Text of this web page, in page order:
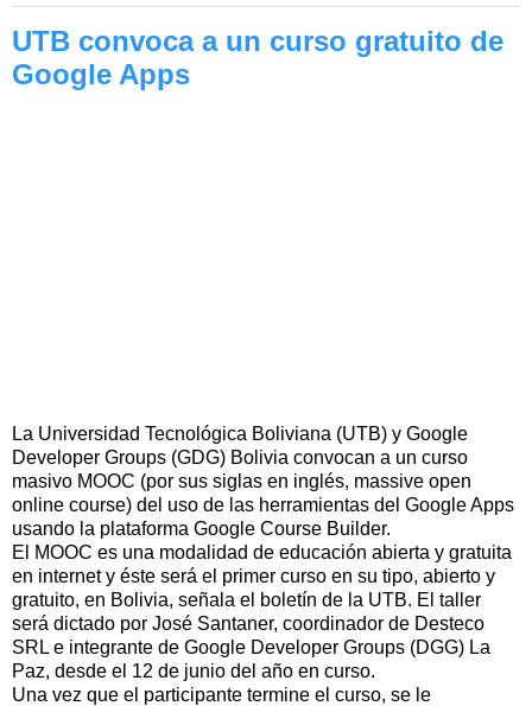
UTB convoca a un curso gratuito de
Google Apps
La Universidad Tecnológica Boliviana (UTB) y Google
Developer Groups (GDG) Bolivia convocan a un curso
masivo MOOC (por sus siglas en inglés, massive open
online course) del uso de las herramientas del Google Apps
usando la plataforma Google Course Builder.
El MOOC es una modalidad de educación abierta y gratuita
en internet y éste será el primer curso en su tipo, abierto y
gratuito, en Bolivia, señala el boletín de la UTB. El taller
será dictado por José Santaner, coordinador de Desteco
SRL e integrante de Google Developer Groups (DGG) La
Paz, desde el 12 de junio del año en curso.
Una vez que el participante termine el curso, se le